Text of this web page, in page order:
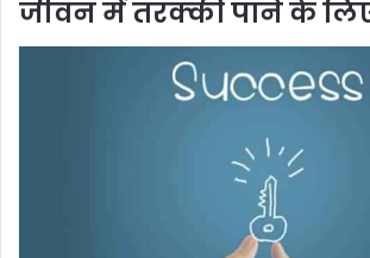
जीवन में तरक्की पाने के